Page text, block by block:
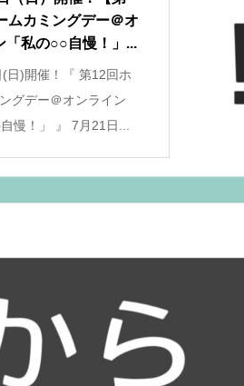
ムカミングデー＠オ
「私の○○自慢！」...
日)開催！『 第12回ホ
グデー＠オンライン
自慢！」 』 7月21日...